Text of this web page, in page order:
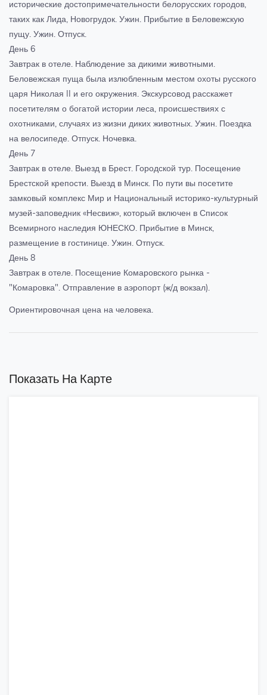
исторические достопримечательности белорусских городов,
таких как Лида, Новогрудок. Ужин. Прибытие в Беловежскую
пущу. Ужин. Отпуск.
День 6
Завтрак в отеле. Наблюдение за дикими животными.
Беловежская пуща была излюбленным местом охоты русского
царя Николая II и его окружения. Экскурсовод расскажет
посетителям о богатой истории леса, происшествиях с
охотниками, случаях из жизни диких животных. Ужин. Поездка
на велосипеде. Отпуск. Ночевка.
День 7
Завтрак в отеле. Выезд в Брест. Городской тур. Посещение
Брестской крепости. Выезд в Минск. По пути вы посетите
замковый комплекс Мир и Национальный историко-культурный
музей-заповедник «Несвиж», который включен в Список
Всемирного наследия ЮНЕСКО. Прибытие в Минск,
размещение в гостинице. Ужин. Отпуск.
День 8
Завтрак в отеле. Посещение Комаровского рынка -
"Комаровка". Отправление в аэропорт (ж/д вокзал).
Ориентировочная цена на человека.
Показать На Карте